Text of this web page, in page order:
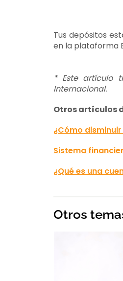
Tus depósitos
en la plataforma
* Este artículo
Internacional.
Otros artículos
¿Cómo
Sistema
¿Qué es una
Otros